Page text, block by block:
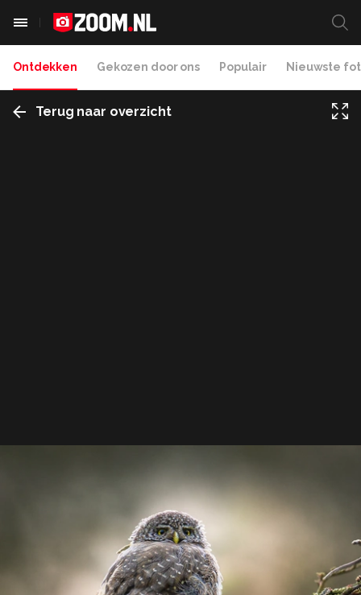
Ontdekken Gekozen door ons Populair Nieuwste
Terug naar overzicht